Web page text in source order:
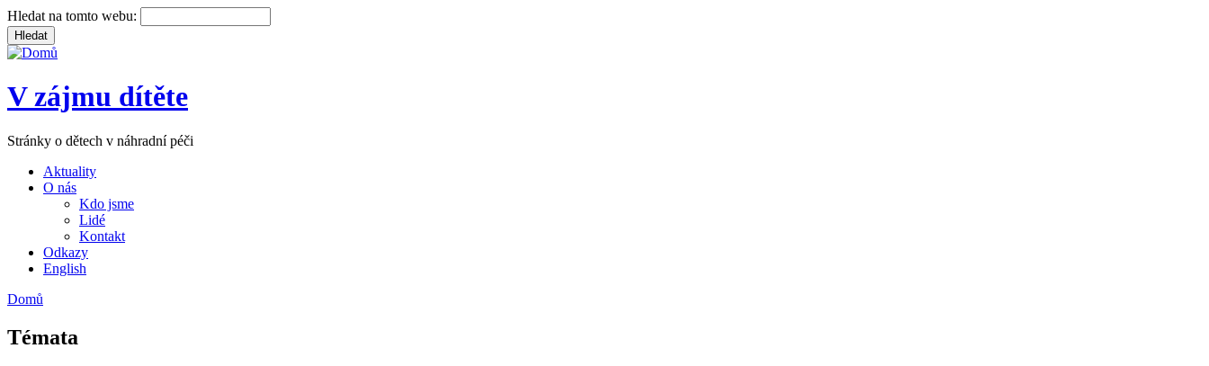
Hledat na tomto webu:
V zájmu dítěte
Stránky o dětech v náhradní péči
Aktuality
O nás
Kdo jsme
Lidé
Kontakt
Odkazy
English
Domů
Témata